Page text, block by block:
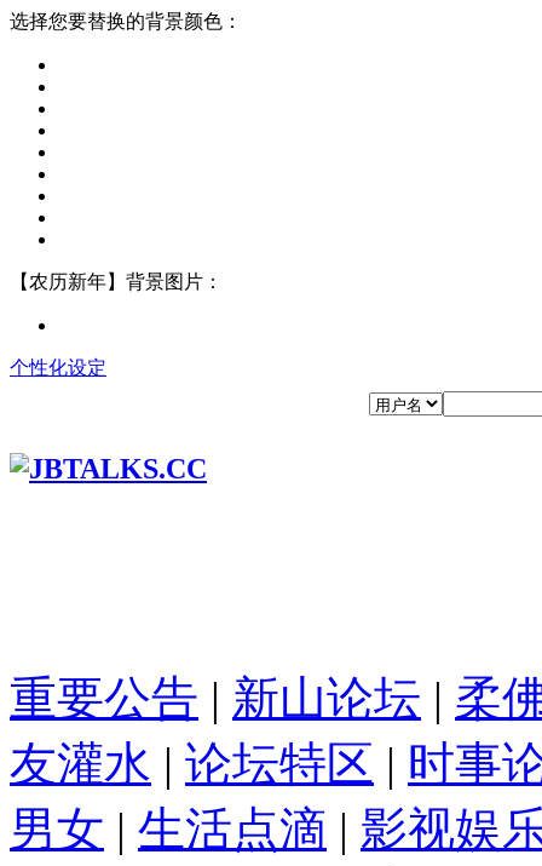
选择您要替换的背景颜色：
【农历新年】背景图片：
个性化设定
重要公告 | 新山论坛 | 柔
友灌水 | 论坛特区 | 时事
男女 | 生活点滴 | 影视娱